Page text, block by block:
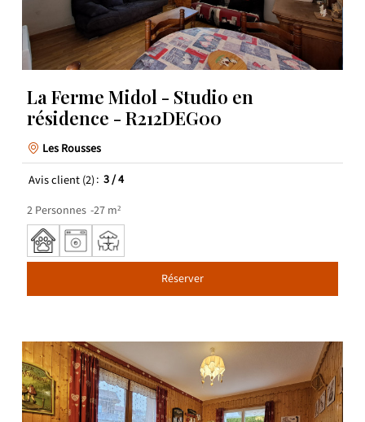
La Ferme Midol - Studio en
résidence - R212DEG00
Les Rousses
Avis client(2) 3/ 4
2 Personnes 27 m²
Réserver